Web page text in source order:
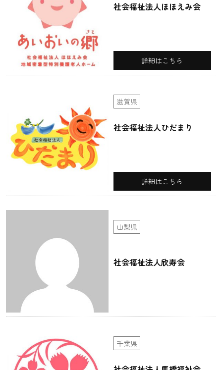
社会福祉法人ほほえみ会
詳細はこちら
滋賀県
社会福祉法人ひだまり
詳細はこちら
山梨県
社会福祉法人欣寿会
千葉県